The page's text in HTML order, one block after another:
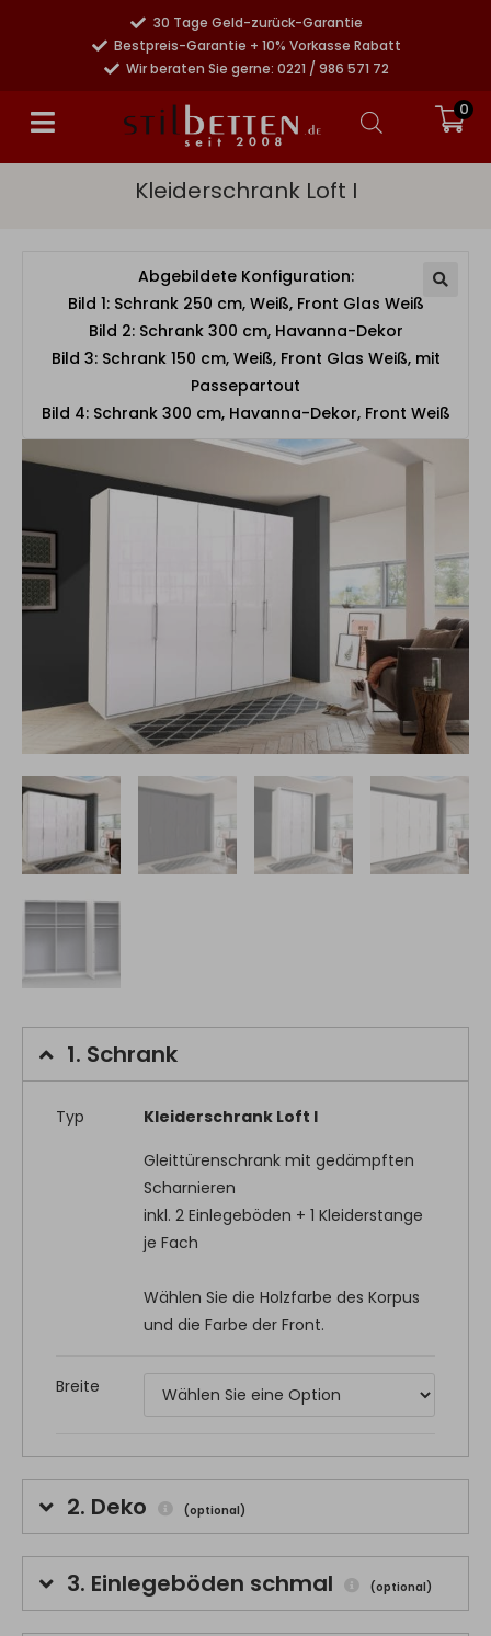
30 Tage Geld-zurück-Garantie
Bestpreis-Garantie + 10% Vorkasse Rabatt
Wir beraten Sie gerne: 0221 / 986 571 72
0
Kleiderschrank Loft I
Abgebildete Konfiguration:
Bild 1: Schrank 250 cm, Weiß, Front Glas Weiß
Bild 2: Schrank 300 cm, Havanna-Dekor
Bild 3: Schrank 150 cm, Weiß, Front Glas Weiß, mit
Passepartout
Bild 4: Schrank 300 cm, Havanna-Dekor, Front Weiß
1. Schrank
Typ
Kleiderschrank Loft I
Gleittürenschrank mit gedämpften
Scharnieren
inkl. 2 Einlegeböden + 1 Kleiderstange
je Fach
Wählen Sie die Holzfarbe des Korpus
und die Farbe der Front.
Breite
2. Deko (optional)
3. Einlegeböden schmal (optional)